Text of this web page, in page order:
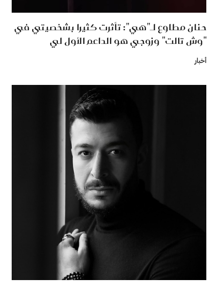
حنان مطاوع لـ"هي": تأثرت كثيرا بشخصيتي في
"وش تالت" وزوجي هو الداعم الأول لي
أخبار